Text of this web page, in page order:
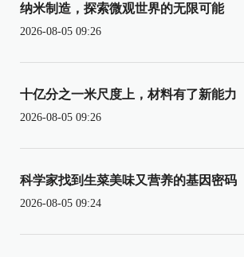
纳米制造，探索微观世界的无限可能
2026-08-05 09:26
十亿分之一米尺度上，材料有了新能力
2026-08-05 09:26
科学家找到生菜美味又营养的基因密码
2026-08-05 09:24